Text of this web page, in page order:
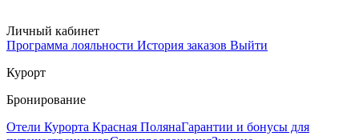
Личный кабинет
Программа лояльности История заказов Выйти
Курорт
Бронирование
Отели Курорта Красная ПолянаГарантии и бонусы для